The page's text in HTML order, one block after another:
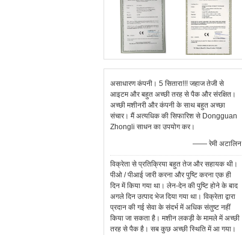
असाधारण कंपनी। 5 सितारा!!! जहाज तेजी से
आइटम और बहुत अच्छी तरह से पैक और संरक्षित।
अच्छी मशीनरी और कंपनी के साथ बहुत अच्छा
संचार। मैं अत्यधिक की सिफारिश से Dongguan
Zhongli साधन का उपयोग कर।
—— रेमी अटालिन
विक्रेता से प्रतिक्रिया बहुत तेज और सहायक थी।
पीओ / पीआई जारी करना और पुष्टि करना एक ही
दिन में किया गया था। लेन-देन की पुष्टि होने के बाद
अगले दिन उत्पाद भेज दिया गया था। विक्रेता द्वारा
प्रदान की गई सेवा के संदर्भ में अधिक संतुष्ट नहीं
किया जा सकता है। मशीन लकड़ी के मामले में अच्छी
तरह से पैक है। सब कुछ अच्छी स्थिति में आ गया।